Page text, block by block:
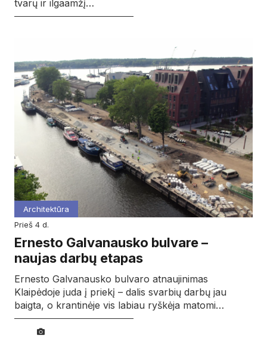
tvarų ir ilgaamžį…
Architektūra
prieš 4 d.
Ernesto Galvanausko bulvare –
naujas darbų etapas
Ernesto Galvanausko bulvaro atnaujinimas
Klaipėdoje juda į priekį – dalis svarbių darbų jau
baigta, o krantinėje vis labiau ryškėja matomi…